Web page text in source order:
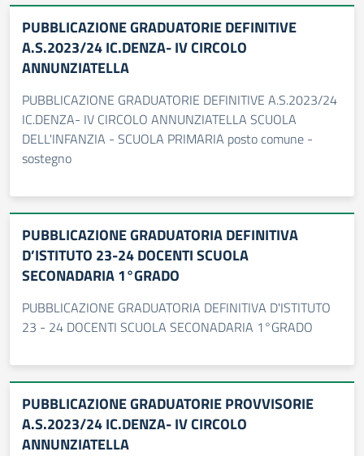
PUBBLICAZIONE GRADUATORIE DEFINITIVE
A.S.2023/24 IC.DENZA- IV CIRCOLO
ANNUNZIATELLA
PUBBLICAZIONE GRADUATORIE DEFINITIVE A.S.2023/24
IC.DENZA- IV CIRCOLO ANNUNZIATELLA SCUOLA
DELL'INFANZIA - SCUOLA PRIMARIA posto comune -
sostegno
PUBBLICAZIONE GRADUATORIA DEFINITIVA
D’ISTITUTO 23-24 DOCENTI SCUOLA
SECONADARIA 1°GRADO
PUBBLICAZIONE GRADUATORIA DEFINITIVA D'ISTITUTO
23 - 24 DOCENTI SCUOLA SECONADARIA 1°GRADO
PUBBLICAZIONE GRADUATORIE PROVVISORIE
A.S.2023/24 IC.DENZA- IV CIRCOLO
ANNUNZIATELLA